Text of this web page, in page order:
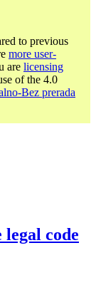
to previous
more user-
are licensing
of the 4.0
Bez prerada
legal code